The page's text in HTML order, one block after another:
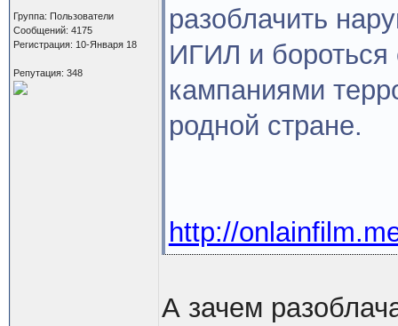
Группа: Пользователи
Сообщений: 4175
Регистрация: 10-Января 18
Репутация: 348
разоблачить
ИГИЛ и
кампаниями
родной стране.
http://
А зачем